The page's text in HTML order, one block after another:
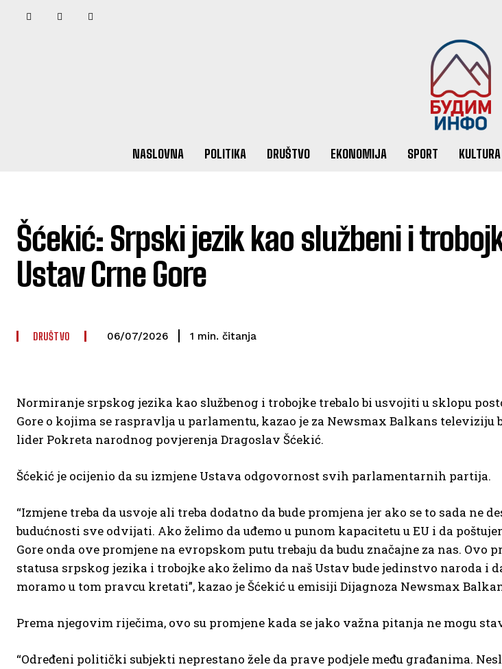
NASLOVNA POLITIKA DRUŠTVO EKONOMIJA SPORT KULTURA
Šćekić: Srpski jezik kao službeni i
Ustav Crne Gore
DRUŠTVO 06/07/2026 1 min. čitanja
Normiranje srpskog jezika kao službenog i trobojke trebalo bi usvojiti u sklopu
Gore o kojima se raspravlja u parlamentu, kazao je za Newsmax Balkans
lider Pokreta narodnog povjerenja Dragoslav Šćekić.
Šćekić je ocijenio da su izmjene Ustava odgovornost svih parlamentarnih partija.
“Izmjene treba da usvoje ali treba dodatno da bude promjena jer ako se to sada ne
budućnosti sve odvijati. Ako želimo da uđemo u punom kapacitetu u EU i da
Gore onda ove promjene na evropskom putu trebaju da budu značajne za nas. Ovo
statusa srpskog jezika i trobojke ako želimo da naš Ustav bude jedinstvo naroda i
moramo u tom pravcu kretati”, kazao je Šćekić u emisiji Dijagnoza Newsmax
Prema njegovim riječima, ovo su promjene kada se jako važna pitanja ne mogu
“Određeni politički subjekti neprestano žele da prave podjele među građanima.